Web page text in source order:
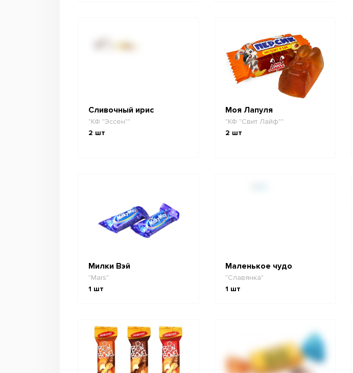
Сливочный ирис
"КФ "Эссен""
2 шт
Моя Лапуля
"КФ "Свит Лайф""
2 шт
Милки Вэй
"Mars"
1 шт
Маленькое чудо
"Славянка"
1 шт